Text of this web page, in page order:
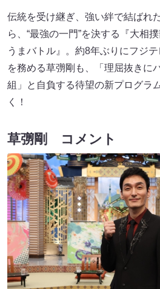
伝統を受け継ぎ、強い絆で結ばれ
ら、“最強の一門”を決する『大相
うまバトル』。約8年ぶりにフジ
を務める草彅剛も、「理屈抜きに
組」と自負する待望の新プログラ
く！
草彅剛 コメント